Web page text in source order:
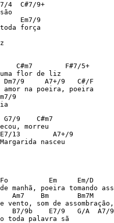
4  C#7/9+
Em7/9
força
C#m7        F#7/5+
flor de liz
Dm7/9     A7+/9   C#/F
na poeira, poeira
9
G7/9    C#m7
morreu
13        A7+/9
nasceu
Em     Em/D
manhã, poeira tomando
Am7    Bm       Bm7M
vento, som de
B7/9b    E7/9   G/A
toda palavra sã